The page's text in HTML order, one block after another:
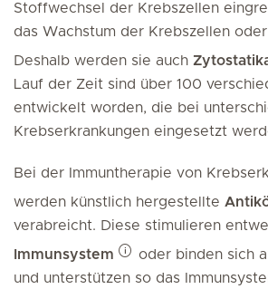
Stoffwechsel der Krebszellen
das Wachstum der Krebszellen
Deshalb werden sie auch
Lauf der Zeit sind über 100
entwickelt worden, die bei
Krebserkrankungen eingesetzt
Bei der Immuntherapie von
werden künstlich hergestellte
verabreicht. Diese stimulieren
Immunsystem
oder binden sich
und unterstützen so das